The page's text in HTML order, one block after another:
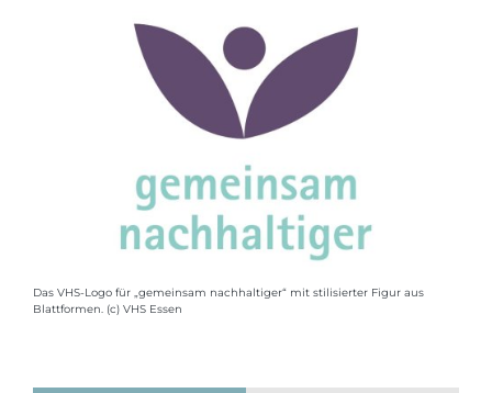
Das VHS-Logo für „gemeinsam nachhaltiger“ mit stilisierter Figur aus
Blattformen. (c) VHS Essen